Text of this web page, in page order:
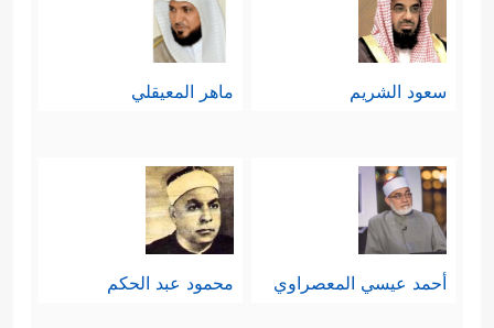
سعود الشريم ماهر المعيقلي
أحمد عيسي المعصراوي محمود عبد الحكم